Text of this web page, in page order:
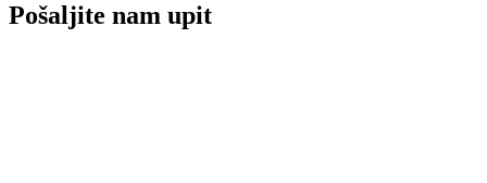
Pošaljite nam upit